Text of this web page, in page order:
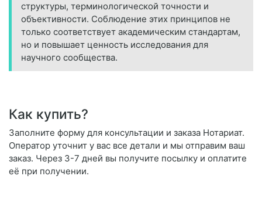
структуры, терминологической точности и
объективности. Соблюдение этих принципов не
только соответствует академическим стандартам,
но и повышает ценность исследования для
научного сообщества.
Как купить?
Заполните форму для консультации и заказа Нотариат.
Оператор уточнит у вас все детали и мы отправим ваш
заказ. Через 3-7 дней вы получите посылку и оплатите
её при получении.